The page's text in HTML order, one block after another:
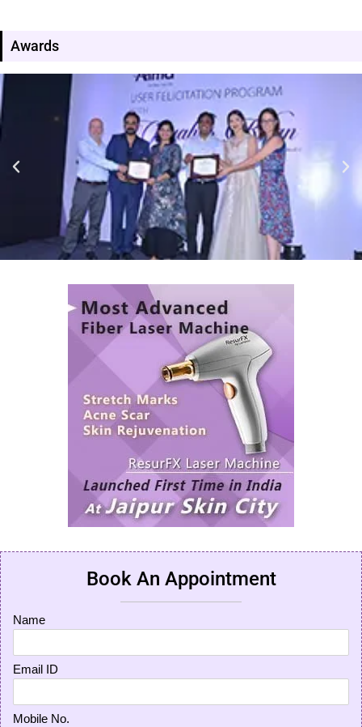
Awards
Book An Appointment
Name
Email ID
Mobile No.